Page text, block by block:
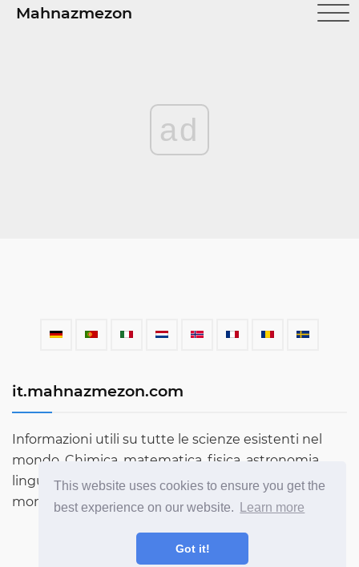
This website uses cookies to ensure you get the
best experience on our website.
Learn more
Got it!
Mahnazmezon
ad
it.mahnazmezon.com
Informazioni utili su tutte le scienze esistenti nel
mondo. Chimica, matematica, fisica, astronomia,
lingue, letteratura e molto altro. Scopri di più sul
mondo attraverso il nostro blog!